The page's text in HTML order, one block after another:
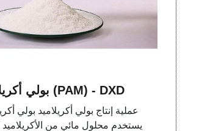
بولي أكريلاميد (PAM) - DXD
عملية إنتاج بولي أكريلاميد بولي
يستخدم محلول مائي من الأكريلاميد